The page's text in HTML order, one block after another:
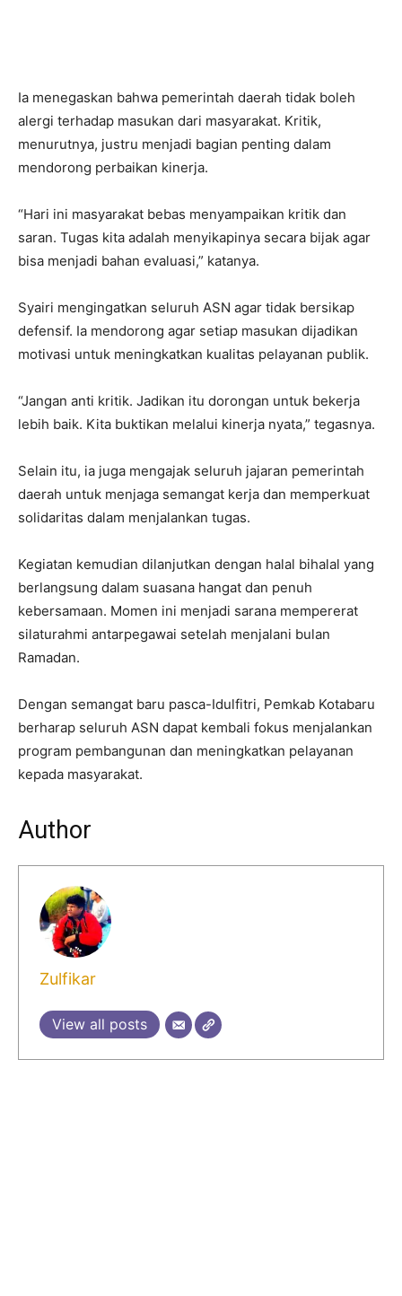
Ia menegaskan bahwa pemerintah daerah tidak boleh
alergi terhadap masukan dari masyarakat. Kritik,
menurutnya, justru menjadi bagian penting dalam
mendorong perbaikan kinerja.
“Hari ini masyarakat bebas menyampaikan kritik dan
saran. Tugas kita adalah menyikapinya secara bijak agar
bisa menjadi bahan evaluasi,” katanya.
Syairi mengingatkan seluruh ASN agar tidak bersikap
defensif. Ia mendorong agar setiap masukan dijadikan
motivasi untuk meningkatkan kualitas pelayanan publik.
“Jangan anti kritik. Jadikan itu dorongan untuk bekerja
lebih baik. Kita buktikan melalui kinerja nyata,” tegasnya.
Selain itu, ia juga mengajak seluruh jajaran pemerintah
daerah untuk menjaga semangat kerja dan memperkuat
solidaritas dalam menjalankan tugas.
Kegiatan kemudian dilanjutkan dengan halal bihalal yang
berlangsung dalam suasana hangat dan penuh
kebersamaan. Momen ini menjadi sarana mempererat
silaturahmi antarpegawai setelah menjalani bulan
Ramadan.
Dengan semangat baru pasca-Idulfitri, Pemkab Kotabaru
berharap seluruh ASN dapat kembali fokus menjalankan
program pembangunan dan meningkatkan pelayanan
kepada masyarakat.
Author
Zulfikar
View all posts